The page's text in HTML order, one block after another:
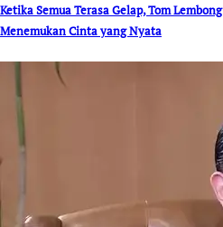
Ketika Semua Terasa Gelap, Tom Lembong
Menemukan Cinta yang Nyata